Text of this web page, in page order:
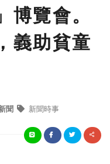
覽會。
義助貧童
聞 新聞時事